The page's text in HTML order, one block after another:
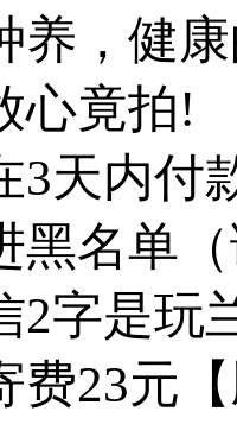
养，健
心竟拍!
3天内付
黑名单
2字是玩
费23元